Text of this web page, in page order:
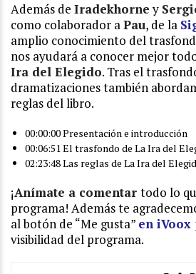
Además de Iradekhorney
como colaborador aPau, de la
amplio conocimiento del
nos ayudará a conocer mejor
Ira del Elegido. Tras el
dramatizaciones también
reglas del libro.
00:00:00 Presentación e introducción
00:06:51 El trasfondo de La Ira del
02:23:48 Las reglas de La Ira del
¡Anímate a comentar todo lo
programa! Además te
al botón de “Me gusta” en iVoox
visibilidad del programa.